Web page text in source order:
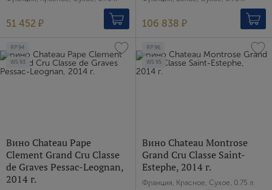
51 452 ₽ 106 838 ₽
RP 94
WS 93
Вино Chateau Pape
Clement Grand Cru Сlasse
de Graves Pessac-Leognan,
2014 г.
RP 96
WS 95
Вино Chateau Montrose
Grand Cru Classe Saint-
Estephe, 2014 г.
Франция, Красное, Сухое, 0.75 л